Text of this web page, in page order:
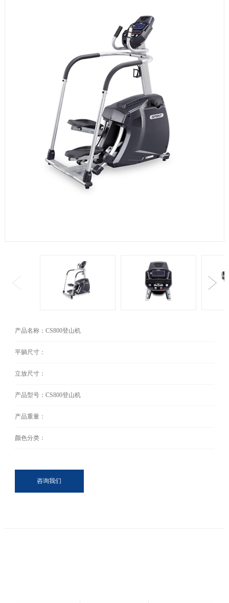
产品名称：CS800登山机
平躺尺寸：
立放尺寸：
产品型号：CS800登山机
产品重量：
颜色分类：
咨询我们